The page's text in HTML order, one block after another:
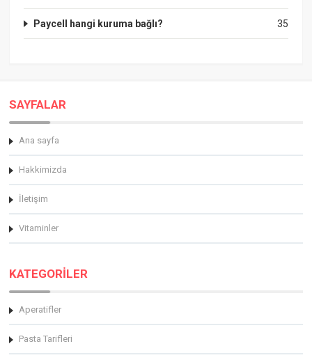
35
Paycell hangi kuruma bağlı?
SAYFALAR
Ana sayfa
Hakkimizda
İletişim
Vitaminler
KATEGORİLER
Aperatifler
Pasta Tarifleri